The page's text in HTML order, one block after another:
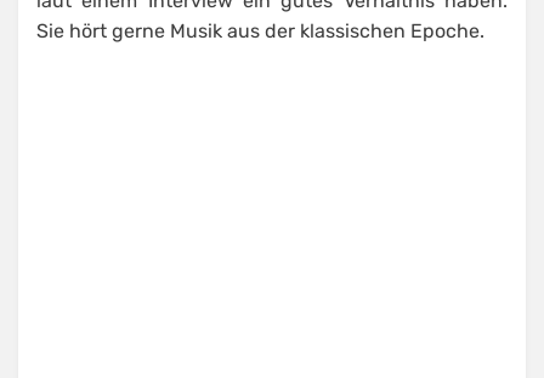
Sie hört gerne Musik aus der klassischen Epoche.